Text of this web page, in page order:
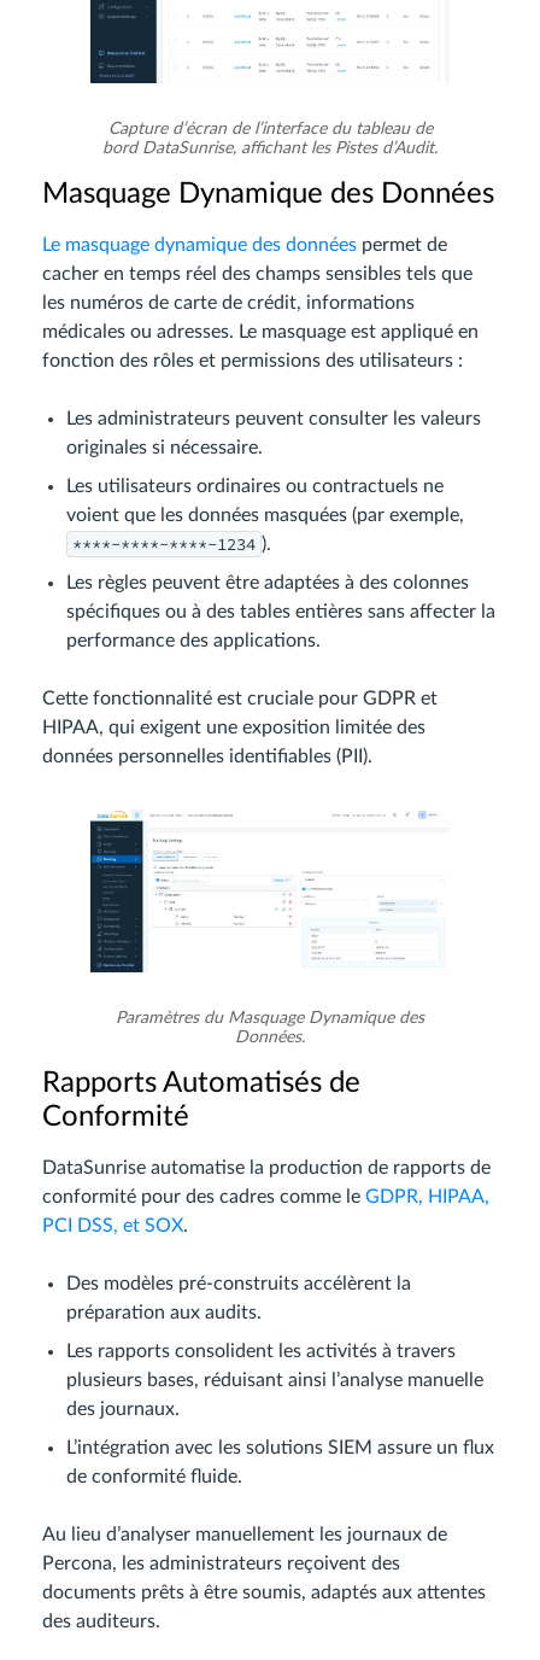
Capture d’écran de l’interface du tableau de
bord DataSunrise, affichant les Pistes d’Audit.
Masquage Dynamique des Données
Le masquage dynamique des données permet de
cacher en temps réel des champs sensibles tels que
les numéros de carte de crédit, informations
médicales ou adresses. Le masquage est appliqué en
fonction des rôles et permissions des utilisateurs :
Les administrateurs peuvent consulter les valeurs
originales si nécessaire.
Les utilisateurs ordinaires ou contractuels ne
voient que les données masquées (par exemple,
****-****-****-1234 ).
Les règles peuvent être adaptées à des colonnes
spécifiques ou à des tables entières sans affecter la
performance des applications.
Cette fonctionnalité est cruciale pour GDPR et
HIPAA, qui exigent une exposition limitée des
données personnelles identifiables (PII).
Paramètres du Masquage Dynamique des
Données.
Rapports Automatisés de
Conformité
DataSunrise automatise la production de rapports de
conformité pour des cadres comme le GDPR, HIPAA,
PCI DSS, et SOX.
Des modèles pré-construits accélèrent la
préparation aux audits.
Les rapports consolident les activités à travers
plusieurs bases, réduisant ainsi l’analyse manuelle
des journaux.
L’intégration avec les solutions SIEM assure un flux
de conformité fluide.
Au lieu d’analyser manuellement les journaux de
Percona, les administrateurs reçoivent des
documents prêts à être soumis, adaptés aux attentes
des auditeurs.